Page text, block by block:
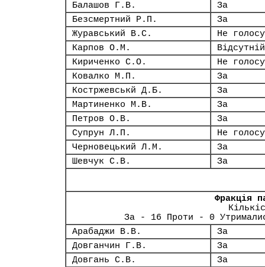
Балашов Г.В.
За
Безсмертний Р.П.
За
Журавський В.С.
Не
Карпов О.М.
Відсутній
Кириченко С.О.
Не
Ковалко М.П.
За
Костржевськй Д.Б.
За
Мартиненко М.В.
За
Петров О.В.
За
Супрун Л.П.
Не
Черновецький Л.М.
За
Шевчук С.В.
За
Фракція
За - 16 Проти - 0
Арабаджи В.В.
За
Довганчин Г.В.
За
Довгань С.В.
За